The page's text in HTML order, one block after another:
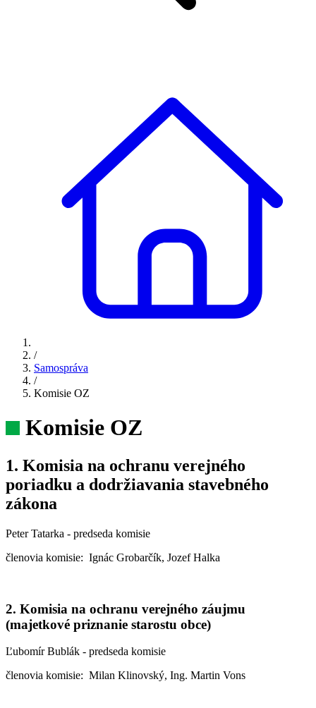
/
Samospráva
/
Komisie OZ
Komisie OZ
1. Komisia na ochranu verejného
poriadku a dodržiavania stavebného
zákona
Peter Tatarka - predseda komisie
členovia komisie: Ignác Grobarčík, Jozef Halka
2. Komisia na ochranu verejného záujmu
(majetkové priznanie starostu obce)
Ľubomír Bublák - predseda komisie
členovia komisie: Milan Klinovský, Ing. Martin Vons